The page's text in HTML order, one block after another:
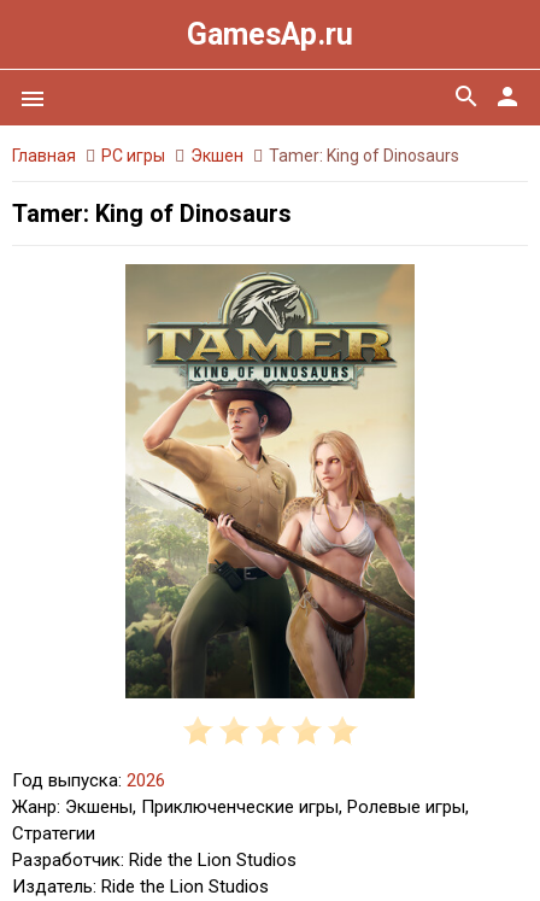
GamesAp.ru
menu person
search
Главная PC игры Экшен Tamer: King of Dinosaurs
Tamer: King of Dinosaurs
Год выпуска: 2026
Жанр: Экшены, Приключенческие игры, Ролевые игры,
Стратегии
Разработчик: Ride the Lion Studios
Издатель: Ride the Lion Studios